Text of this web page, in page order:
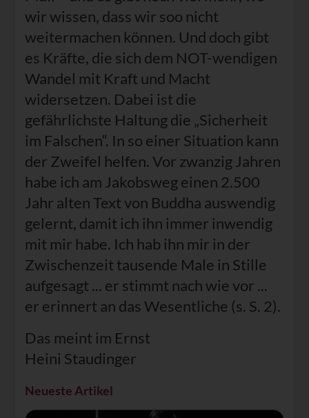
wir wissen, dass wir soo nicht
weitermachen können. Und doch gibt
es Kräfte, die sich dem NOT-wendigen
Wandel mit Kraft und Macht
widersetzen. Dabei ist die
gefährlichste Haltung die „Sicherheit
im Falschen“. In so einer Situation kann
der Zweifel helfen. Vor zwanzig Jahren
habe ich am Jakobsweg einen 2.500
Jahr alten Text von Buddha auswendig
gelernt, damit ich ihn immer inwendig
mit mir habe. Ich hab ihn mir in der
Zwischenzeit tausende Male in Stille
aufgesagt ... er stimmt nach wie vor ...
er erinnert an das Wesentliche (s. S. 2).
Das meint im Ernst
Heini Staudinger
Neueste Artikel